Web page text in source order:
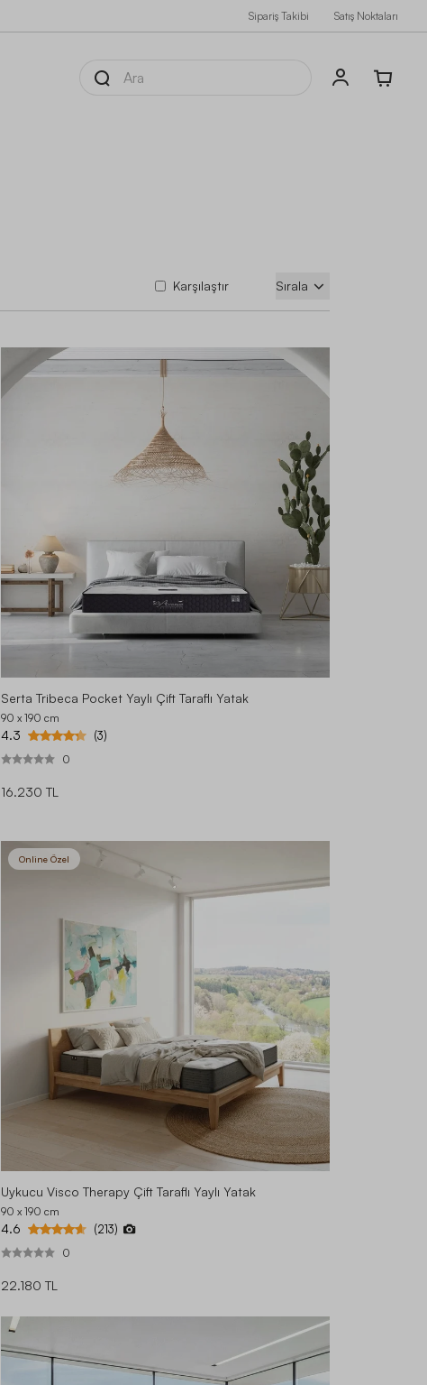
Sipariş Takibi Satış Noktaları
Karşılaştır Sırala
Serta Tribeca Pocket Yaylı Çift Taraflı Yatak
90 x 190 cm
4.3 (3)
0
16.230 TL
Online Özel
Uykucu Visco Therapy Çift Taraflı Yaylı Yatak
90 x 190 cm
4.6 (213)
0
22.180 TL